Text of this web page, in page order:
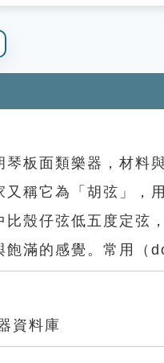
板面類樂器，材料
稱它為「胡弦」，
比殼仔弦低五度定弦
飽滿的感覺。常用
資料庫